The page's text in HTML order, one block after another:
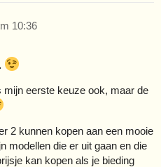
10:36
eerste keuze ook, maar de
2 kunnen kopen aan een mooie
modellen die er uit gaan en die
kan kopen als je bieding